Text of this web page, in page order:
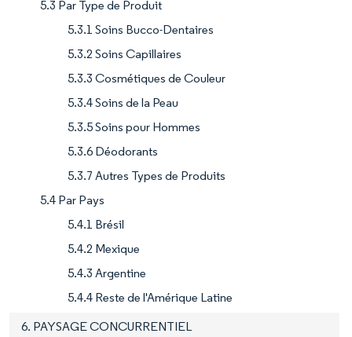
5.3 Par Type de Produit
5.3.1 Soins Bucco-Dentaires
5.3.2 Soins Capillaires
5.3.3 Cosmétiques de Couleur
5.3.4 Soins de la Peau
5.3.5 Soins pour Hommes
5.3.6 Déodorants
5.3.7 Autres Types de Produits
5.4 Par Pays
5.4.1 Brésil
5.4.2 Mexique
5.4.3 Argentine
5.4.4 Reste de l'Amérique Latine
6. PAYSAGE CONCURRENTIEL